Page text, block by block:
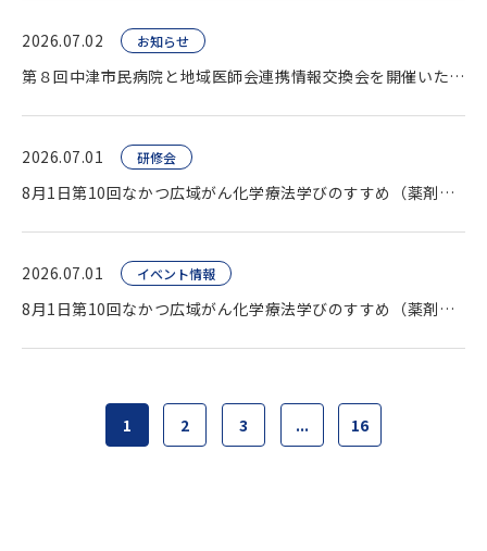
2026.07.02 お知らせ
第８回中津市民病院と地域医師会連携情報交換会を開催いたしました。
2026.07.01 研修会
8月1日第10回なかつ広域がん化学療法学びのすすめ（薬剤師向け研修会）開催します。
2026.07.01 イベント情報
8月1日第10回なかつ広域がん化学療法学びのすすめ（薬剤師向け研修会）開催します。
1 2 3 ... 16